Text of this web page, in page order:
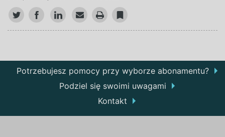
Potrzebujesz pomocy przy wyborze abonamentu?
Podziel się swoimi uwagami
Kontakt